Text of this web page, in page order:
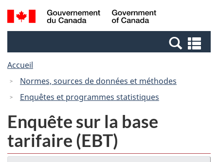
Passer
au
Passer
au
Passer
à
Canada
Recherche
et
et
Accueil
Normes, sources de données et méthodes
Enquêtes et programmes statistiques
Enquête sur la base
tarifaire (EBT)